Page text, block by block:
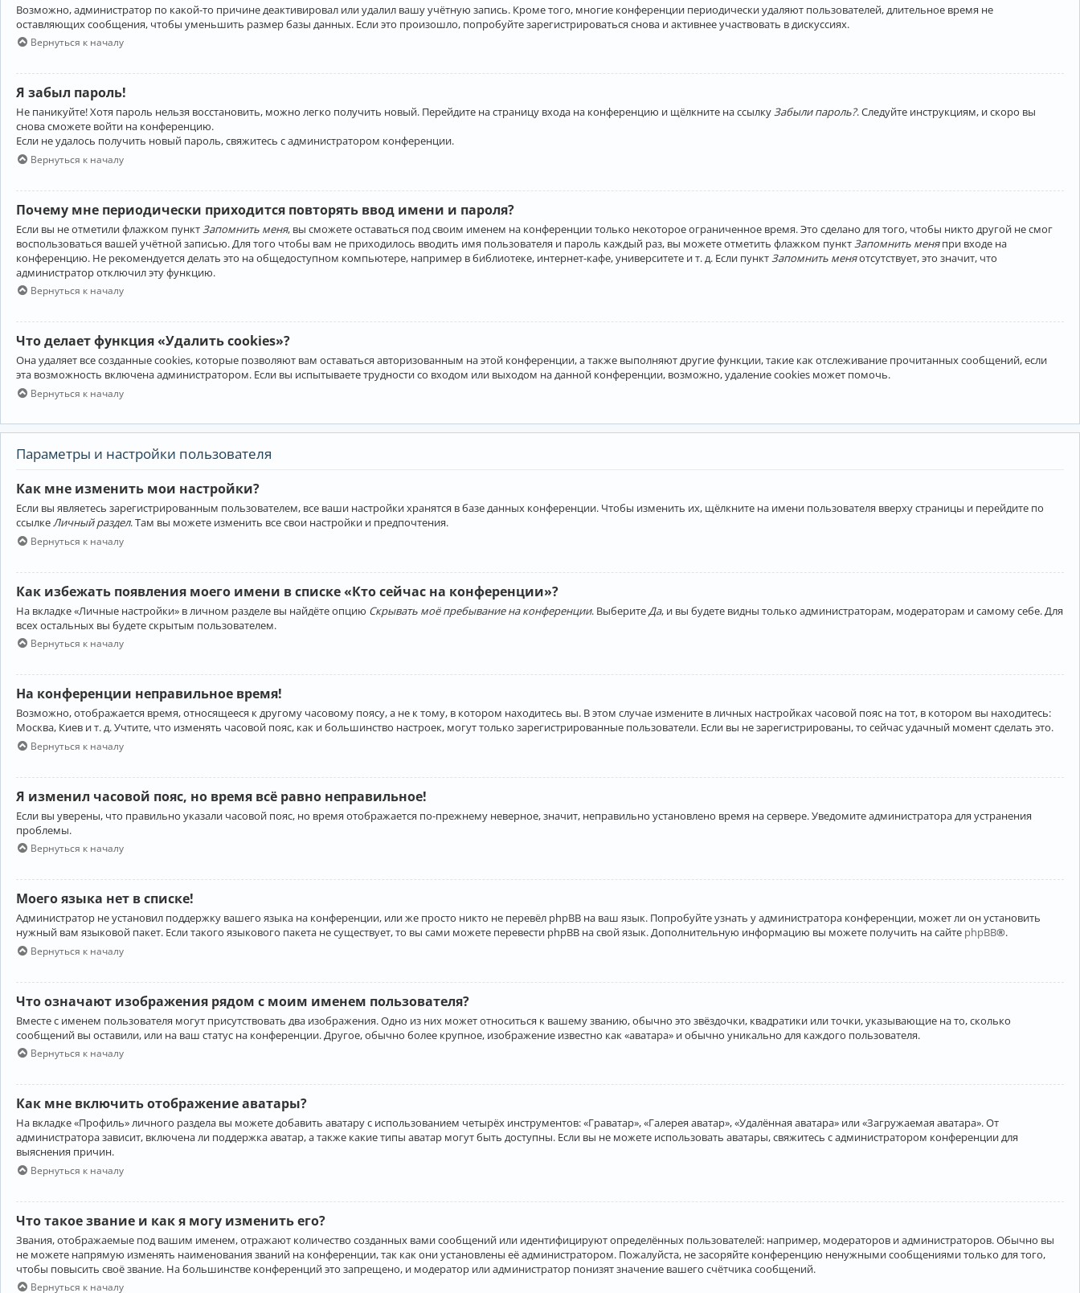
Возможно, администратор по какой-то причине деактивировал или удалил вашу учётную запись. Кроме того, многие конференции периодически удаляют пользователей, длительное время не
оставляющих сообщения, чтобы уменьшить размер базы данных. Если это произошло, попробуйте зарегистрироваться снова и активнее участвовать в дискуссиях.
Вернуться к началу
Я забыл пароль!
Не паникуйте! Хотя пароль нельзя восстановить, можно легко получить новый. Перейдите на страницу входа на конференцию и щёлкните на ссылкуЗабыли пароль?. Следуйте инструкциям, и скоро вы
снова сможете войти на конференцию.
Если не удалось получить новый пароль, свяжитесь с администратором конференции.
Вернуться к началу
Почему мне периодически приходится повторять ввод имени и пароля?
Если вы не отметили флажком пункт Запомнить меня, вы сможете оставаться под своим именем на конференции только некоторое ограниченное время. Это сделано для того, чтобы никто другой не смог
воспользоваться вашей учётной записью. Для того чтобы вам не приходилось вводить имя пользователя и пароль каждый раз, вы можете отметить флажком пункт Запомнить меняпри входе на
конференцию. Не рекомендуется делать это на общедоступном компьютере, например в библиотеке, интернет-кафе, университете и т. д. Если пункт Запомнить меняотсутствует, это значит, что
администратор отключил эту функцию.
Вернуться к началу
Что делает функция «Удалить cookies»?
Она удаляет все созданные cookies, которые позволяют вам оставаться авторизованным на этой конференции, а также выполняют другие функции, такие как отслеживание прочитанных сообщений, если
эта возможность включена администратором. Если вы испытываете трудности со входом или выходом на данной конференции, возможно, удаление cookies может помочь.
Вернуться к началу
Параметры и настройки пользователя
Как мне изменить мои настройки?
Если вы являетесь зарегистрированным пользователем, все ваши настройки хранятся в базе данных конференции. Чтобы изменить их, щёлкните на имени пользователя вверху страницы и перейдите по
ссылкеЛичный раздел. Там вы можете изменить все свои настройки и предпочтения.
Вернуться к началу
Как избежать появления моего имени в списке «Кто сейчас на конференции»?
На вкладке «Личные настройки» в личном разделе вы найдёте опцию Скрывать моё пребывание на конференции. Выберите Да, и вы будете видны только администраторам, модераторам и самому себе. Для
всех остальных вы будете скрытым пользователем.
Вернуться к началу
На конференции неправильное время!
Возможно, отображается время, относящееся к другому часовому поясу, а не к тому, в котором находитесь вы. В этом случае измените в личных настройках часовой пояс на тот, в котором вы находитесь:
Москва, Киев и т. д. Учтите, что изменять часовой пояс, как и большинство настроек, могут только зарегистрированные пользователи. Если вы не зарегистрированы, то сейчас удачный момент сделать это.
Вернуться к началу
Я изменил часовой пояс, но время всё равно неправильное!
Если вы уверены, что правильно указали часовой пояс, но время отображается по-прежнему неверное, значит, неправильно установлено время на сервере. Уведомите администратора для устранения
проблемы.
Вернуться к началу
Моего языка нет в списке!
Администратор не установил поддержку вашего языка на конференции, или же просто никто не перевёл phpBB на ваш язык. Попробуйте узнать у администратора конференции, может ли он установить
нужный вам языковой пакет. Если такого языкового пакета не существует, то вы сами можете перевести phpBB на свой язык. Дополнительную информацию вы можете получить на сайте phpBB®.
Вернуться к началу
Что означают изображения рядом с моим именем пользователя?
Вместе с именем пользователя могут присутствовать два изображения. Одно из них может относиться к вашему званию, обычно это звёздочки, квадратики или точки, указывающие на то, сколько
сообщений вы оставили, или на ваш статус на конференции. Другое, обычно более крупное, изображение известно как «аватара» и обычно уникально для каждого пользователя.
Вернуться к началу
Как мне включить отображение аватары?
На вкладке «Профиль» личного раздела вы можете добавить аватару с использованием четырёх инструментов: «Граватар», «Галерея аватар», «Удалённая аватара» или «Загружаемая аватара». От
администратора зависит, включена ли поддержка аватар, а также какие типы аватар могут быть доступны. Если вы не можете использовать аватары, свяжитесь с администратором конференции для
выяснения причин.
Вернуться к началу
Что такое звание и как я могу изменить его?
Звания, отображаемые под вашим именем, отражают количество созданных вами сообщений или идентифицируют определённых пользователей: например, модераторов и администраторов. Обычно вы
не можете напрямую изменять наименования званий на конференции, так как они установлены её администратором. Пожалуйста, не засоряйте конференцию ненужными сообщениями только для того,
чтобы повысить своё звание. На большинстве конференций это запрещено, и модератор или администратор понизят значение вашего счётчика сообщений.
Вернуться к началу